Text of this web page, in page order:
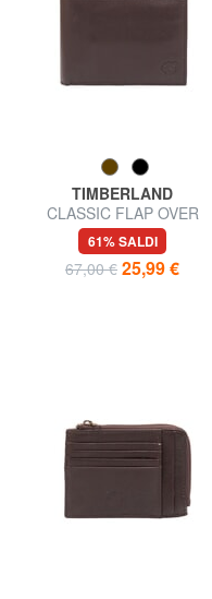
TIMBERLAND
CLASSIC FLAP OVER
Portafoglio in pelle con flap e
portamonete
61% SALDI
67,00 € 25,99 €